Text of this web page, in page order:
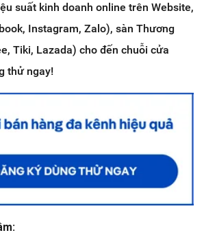
suất kinh doanh online trên Website,
Instagram, Zalo), sàn Thương
Tiki, Lazada) cho đến chuỗi cửa
thử ngay!